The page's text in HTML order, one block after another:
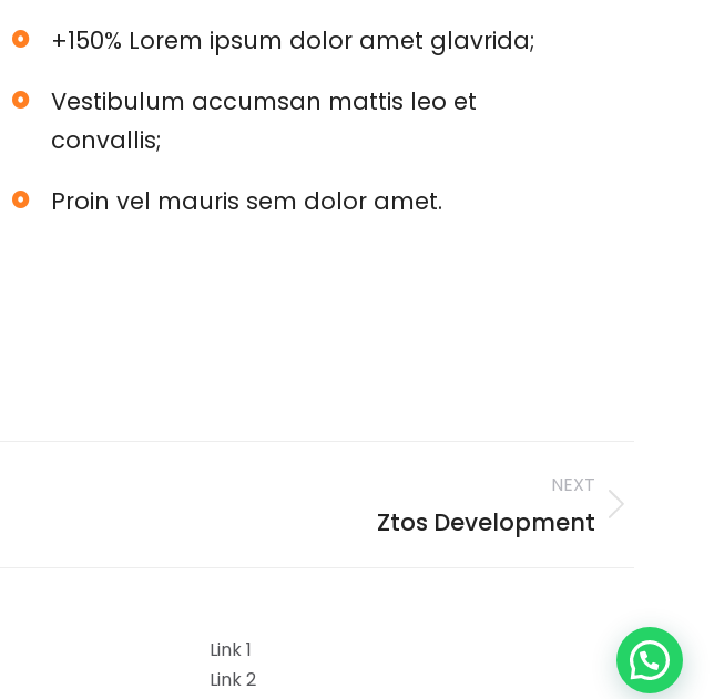
+150% Lorem ipsum dolor amet glavrida;
Vestibulum accumsan mattis leo et
convallis;
Proin vel mauris sem dolor amet.
NEXT
Ztos Development
Link 1
Link 2